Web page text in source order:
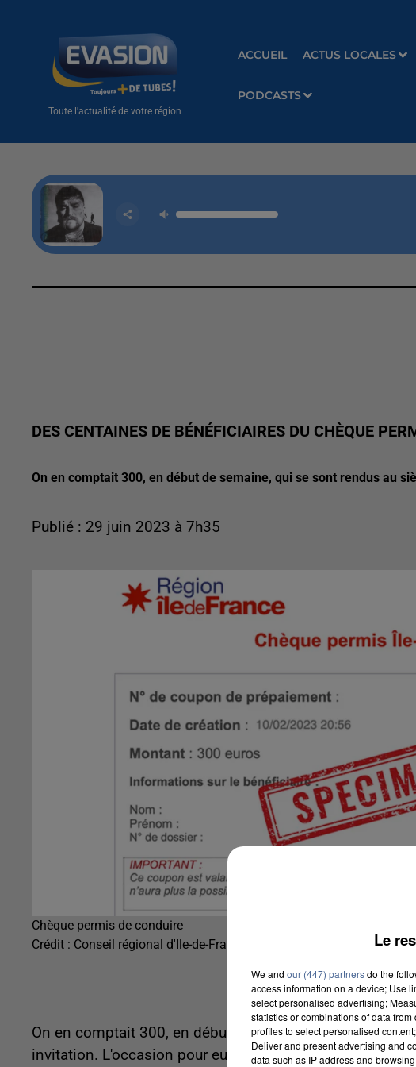
Toute l'actualité de votre région
ACCUEIL ACTUS LOCALES
PODCASTS
DES CENTAINES DE BÉNÉFICIAIRES DU CHÈQUE
On en comptait 300, en début de semaine, qui se sont rendus au
Publié : 29 juin 2023 à 7h35
Chèque permis de conduire
Crédit : Conseil régional d'Ile-de-France
On en comptait 300, en début de semaine, qui se sont
invitation. L'occasion pour eux de prendre par à
Le
We and our (447) partnersdo the
access information on a device; Use
select personalised advertising;
statistics or combinations of data
profiles to select personalised
Deliver and present advertising and
data such as IP address and